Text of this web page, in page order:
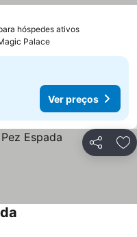
hóspedes ativosVer preços
Palace
Ver preços
Partilhar